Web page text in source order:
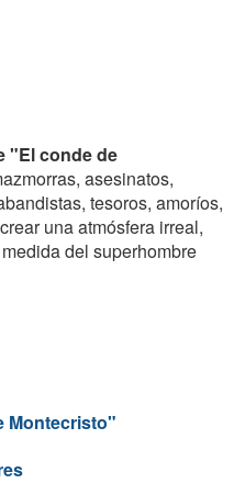
"El conde de
asesinatos,
tesoros, amoríos,
una atmósfera irreal,
del superhombre
Montecristo"